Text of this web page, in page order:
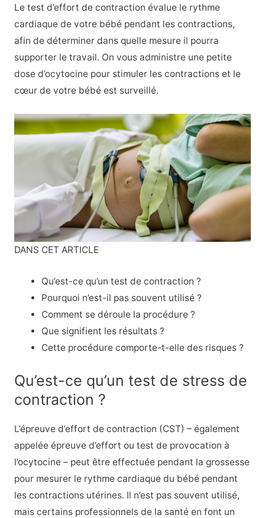
Le test d’effort de contraction évalue le rythme
cardiaque de votre bébé pendant les contractions,
afin de déterminer dans quelle mesure il pourra
supporter le travail. On vous administre une petite
dose d’ocytocine pour stimuler les contractions et le
cœur de votre bébé est surveillé.
DANS CET ARTICLE
Qu’est-ce qu’un test de contraction ?
Pourquoi n’est-il pas souvent utilisé ?
Comment se déroule la procédure ?
Que signifient les résultats ?
Cette procédure comporte-t-elle des risques ?
Qu’est-ce qu’un test de stress de
contraction ?
L’épreuve d’effort de contraction (CST) – également
appelée épreuve d’effort ou test de provocation à
l’ocytocine – peut être effectuée pendant la grossesse
pour mesurer le rythme cardiaque du bébé pendant
les contractions utérines. Il n’est pas souvent utilisé,
mais certains professionnels de la santé en font un